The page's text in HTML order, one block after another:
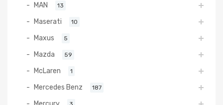
MAN 13
Maserati 10
Maxus 5
Mazda 59
McLaren 1
Mercedes Benz 187
Mercury